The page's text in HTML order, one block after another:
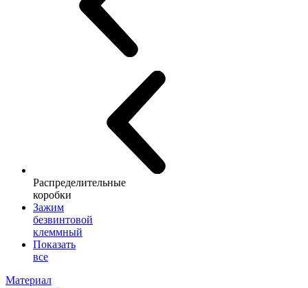
Распределительные
коробки
Зажим
безвинтовой
клеммный
Показать
все
Материал